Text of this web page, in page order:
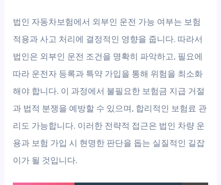
법인 자동차보험에서 외부인 운전 가능 여부는 보험
적용과 사고 처리에 결정적인 영향을 줍니다. 따라서
법인은 외부인 운전 조건을 명확히 파악하고, 필요에
따라 운전자 등록과 특약 가입을 통해 위험을 최소화
해야 합니다. 이 과정에서 불필요한 보험금 지급 거절
과 법적 분쟁을 예방할 수 있으며, 합리적인 보험료 관
리도 가능합니다. 이러한 전략적 접근은 법인 차량 운
용과 보험 가입 시 현명한 판단을 돕는 실질적인 길잡
이가 될 것입니다.